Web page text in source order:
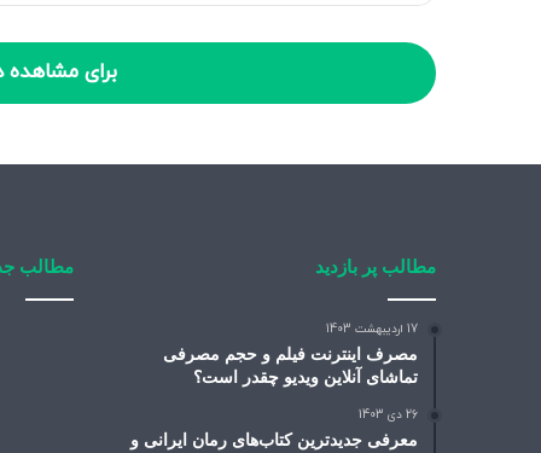
برای مشاهده
مطالب پر بازدید
17 اردیبهشت 1403
مصرف اینترنت فیلم و حجم مصرفی
تماشای آنلاین ویدیو چقدر است؟
26 دی 1403
معرفی جدیدترین کتاب‌های رمان ایرانی و
مطالب